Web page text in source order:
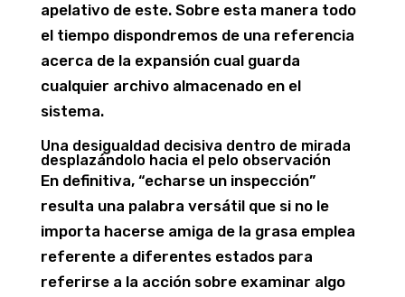
apelativo de este. Sobre esta manera todo
el tiempo dispondremos de una referencia
acerca de la expansión cual guarda
cualquier archivo almacenado en el
sistema.
Una desigualdad decisiva dentro de mirada
desplazándolo hacia el pelo observación
En definitiva, “echarse un inspección”
resulta una palabra versátil que si no le
importa hacerse amiga de la grasa emplea
referente a diferentes estados para
referirse a la acción sobre examinar algo